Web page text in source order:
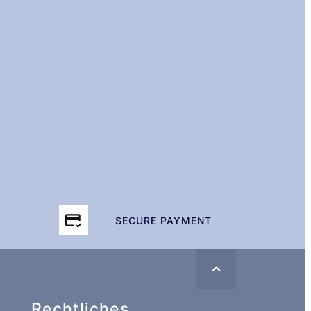
SECURE PAYMENT